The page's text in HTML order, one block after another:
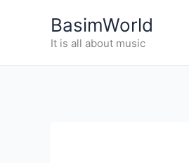
BasimWorld
It is all about music